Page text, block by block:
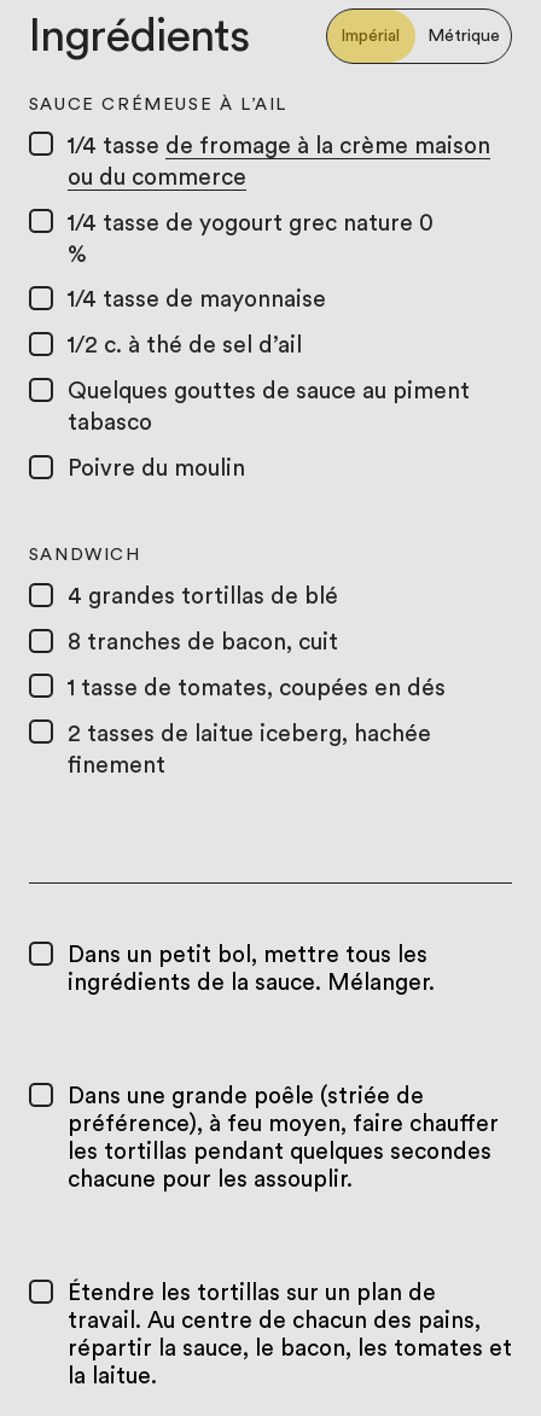
Ingrédients Impérial Métrique
SAUCE CRÉMEUSE À L’AIL
1/4 tasse de fromage à la crème maison
ou du commerce
1/4 tasse de yogourt grec nature 0
%
1/4 tasse de mayonnaise
1/2 c. à thé de sel d’ail
Quelques gouttes de sauce au piment
tabasco
Poivre du moulin
SANDWICH
4 grandes tortillas de blé
8 tranches de bacon, cuit
1 tasse de tomates, coupées en dés
2 tasses de laitue iceberg, hachée
finement
Dans un petit bol, mettre tous les
ingrédients de la sauce. Mélanger.
Dans une grande poêle (striée de
préférence), à feu moyen, faire chauffer
les tortillas pendant quelques secondes
chacune pour les assouplir.
Étendre les tortillas sur un plan de
travail. Au centre de chacun des pains,
répartir la sauce, le bacon, les tomates et
la laitue.